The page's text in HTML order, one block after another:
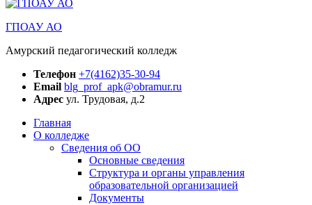
ГПОАУ АО
Амурский педагогический колледж
Телефон +7(4162)35-30-94
Email blg_prof_apk@obramur.ru
Адрес ул. Трудовая, д.2
Главная
О колледже
Сведения об ОО
Основные сведения
Структура и органы управления
образовательной организацией
Документы